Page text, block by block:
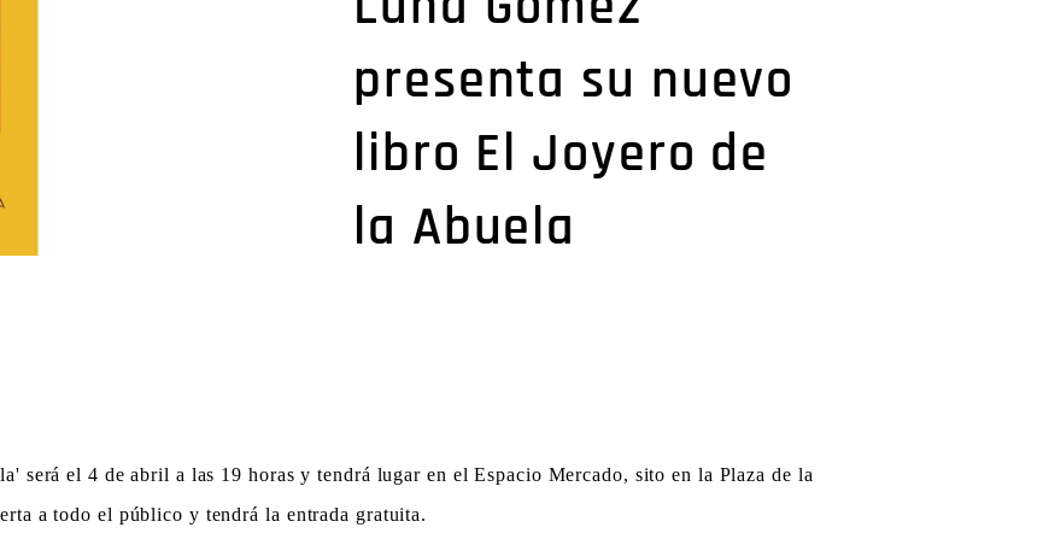
presenta su nuevo
libro El Joyero de
la Abuela
será el 4 de abril a las 19 horas y tendrá lugar en el Espacio Mercado, sito en la Plaza de la
a todo el público y tendrá la entrada gratuita.